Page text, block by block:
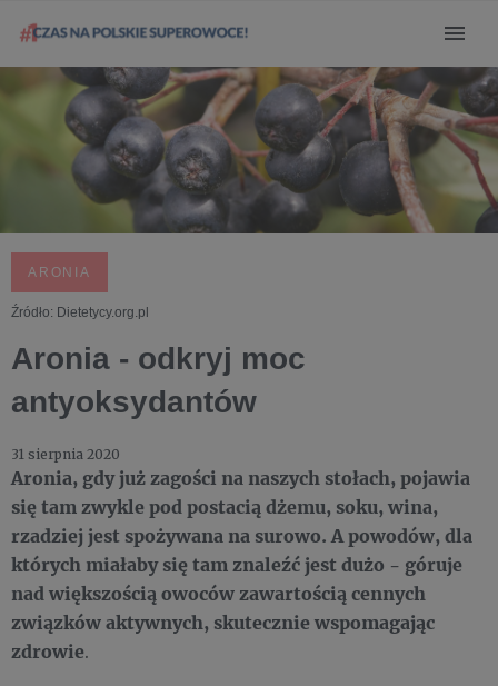
ARONIA
Źródło: Dietetycy.org.pl
Aronia - odkryj moc
antyoksydantów
31 sierpnia 2020
Aronia, gdy już zagości na naszych stołach, pojawia
się tam zwykle pod postacią dżemu, soku, wina,
rzadziej jest spożywana na surowo. A powodów, dla
których miałaby się tam znaleźć jest dużo - góruje
nad większością owoców zawartością cennych
związków aktywnych, skutecznie wspomagając
zdrowie.